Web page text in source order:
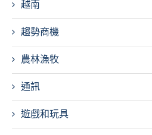
越南
趨勢商機
農林漁牧
通訊
遊戲和玩具